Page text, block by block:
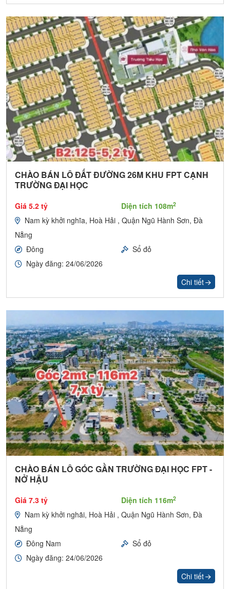
CHÀO BÁN LÔ ĐẤT ĐƯỜNG 26M KHU FPT CẠNH
TRƯỜNG ĐẠI HỌC
Giá 5.2 tỷ Diện tích 108m2
Nam kỳ khởi nghĩa, Hoà Hải , Quận Ngũ Hành Sơn, Đà
Nẵng
Đông
Sổ đỏ
Ngày đăng: 24/06/2026
Chi tiết
CHÀO BÁN LÔ GÓC GẦN TRƯỜNG ĐẠI HỌC FPT -
NỞ HẬU
Giá 7.3 tỷ Diện tích 116m2
Nam kỳ khởi nghãi, Hoà Hải , Quận Ngũ Hành Sơn, Đà
Nẵng
Đông Nam
Sổ đỏ
Ngày đăng: 24/06/2026
Chi tiết